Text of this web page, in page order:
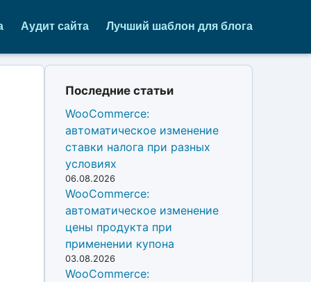
Аудит сайта Лучший шаблон для блога
Последние статьи
WooCommerce:
автоматическое изменение
ставки налога при разных
условиях
06.08.2026
WooCommerce:
автоматическое изменение
цены продукта при
применении купона
03.08.2026
WooCommerce: